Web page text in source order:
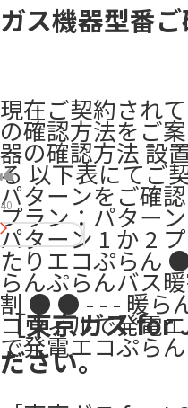
ガス機器型番
現在ご契約され
の確認方法をご
器の確認方法 設
る 以下表にてご
パターンをご確
プラン：パター
パターン 1 か 2
たりエコぷらん
らんぷらんバス
割 ● ● - - - 暖ら
コウィルで発電
で発電エコぷらん
40
［東京ガス for
ださい。